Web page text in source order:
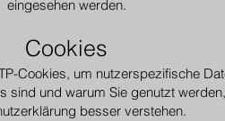
eingesehen werden.
Cookies
Cookies, um nutzerspezifische
sind und warum Sie genutzt
besser verstehen.